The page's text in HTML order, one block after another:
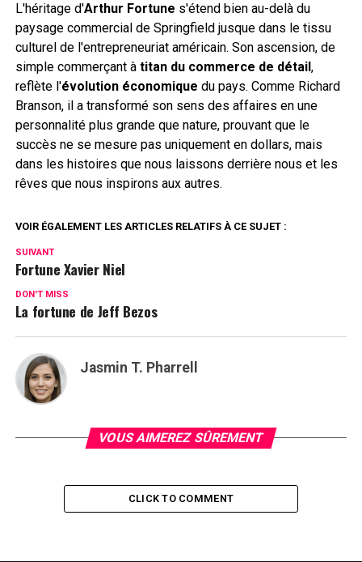
L'héritage d'Arthur Fortune s'étend bien au-delà du
paysage commercial de Springfield jusque dans le tissu
culturel de l'entrepreneuriat américain. Son ascension, de
simple commerçant à titan du commerce de détail,
reflète l'évolution économique du pays. Comme Richard
Branson, il a transformé son sens des affaires en une
personnalité plus grande que nature, prouvant que le
succès ne se mesure pas uniquement en dollars, mais
dans les histoires que nous laissons derrière nous et les
rêves que nous inspirons aux autres.
VOIR ÉGALEMENT LES ARTICLES RELATIFS À CE SUJET :
SUIVANT
Fortune Xavier Niel
DON'T MISS
La fortune de Jeff Bezos
Jasmin T. Pharrell
VOUS AIMEREZ SÛREMENT
CLICK TO COMMENT